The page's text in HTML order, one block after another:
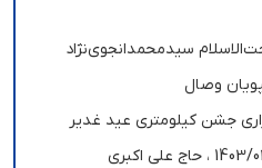
سیدمحمدانجوی‌نژاد
وصال
جشن کیلومتری عید غدیر